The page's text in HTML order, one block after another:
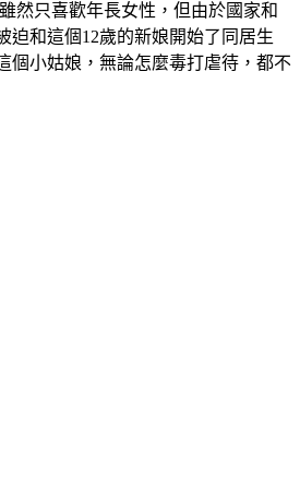
然只喜歡年長女性，但由於國家和
迫和這個12歲的新娘開始了同居生
個小姑娘，無論怎麼毒打虐待，都不